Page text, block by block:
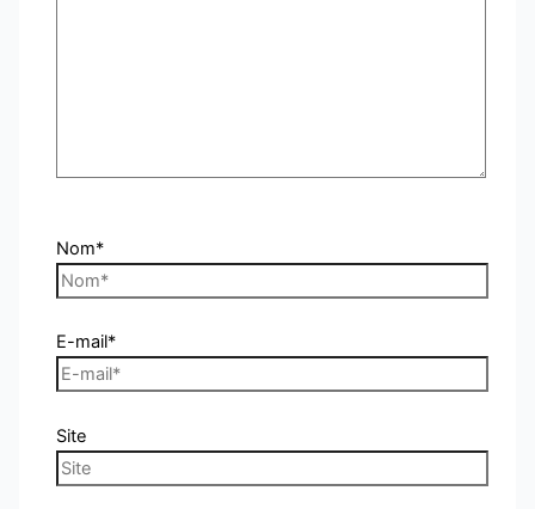
Nom*
E-mail*
Site